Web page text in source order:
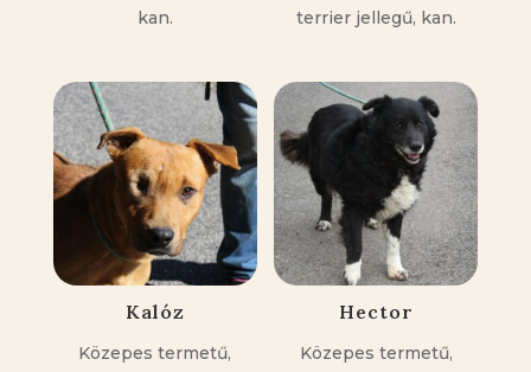
kan.
terrier jellegű, kan.
Kalóz
Közepes termetű,
Hector
Közepes termetű,